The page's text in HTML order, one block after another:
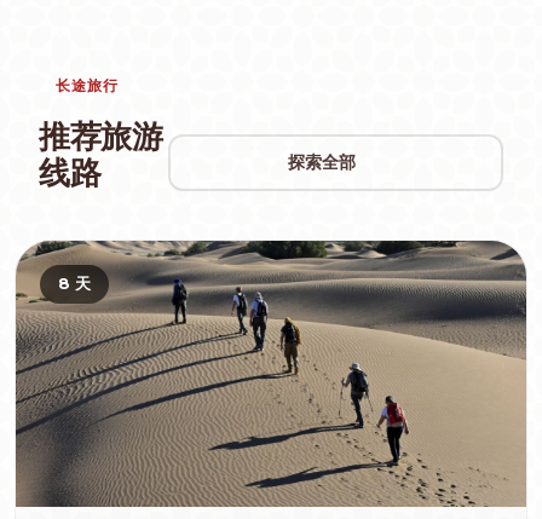
长途旅行
推荐旅游
线路
探索全部
8 天